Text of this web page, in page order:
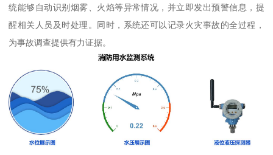
统能够自动识别烟雾、火焰等异常情况，并立即发出预警信息，提
醒相关人员及时处理。同时，系统还可以记录火灾事故的全过程，
为事故调查提供有力证据。